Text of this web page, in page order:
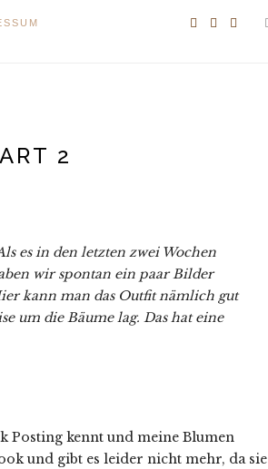
2
es in den letzten zwei Wochen
wir spontan ein paar Bilder
kann man das Outfit nämlich gut
um die Bäume lag. Das hat eine
Posting kennt und meine Blumen
und gibt es leider nicht mehr, da sie